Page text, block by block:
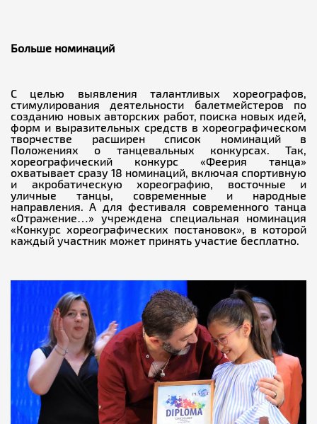
Больше номинаций
С целью выявления талантливых хореографов,
стимулирования деятельности балетмейстеров по
созданию новых авторских работ, поиска новых идей,
форм и выразительных средств в хореографическом
творчестве расширен список номинаций в
Положениях о танцевальных конкурсах. Так,
хореографический конкурс «Феерия танца»
охватывает сразу 18 номинаций, включая спортивную
и акробатическую хореографию, восточные и
уличные танцы, современные и народные
направления. А для фестиваля современного танца
«Отражение…» учреждена специальная номинация
«Конкурс хореографических постановок», в которой
каждый участник может принять участие бесплатно.